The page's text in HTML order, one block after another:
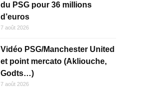
du PSG pour 36 millions
d’euros
7 août 2026
Vidéo PSG/Manchester United
et point mercato (Akliouche,
Godts…)
7 août 2026